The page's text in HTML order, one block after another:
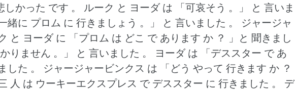
かった です 。
ルーク と ヨーダ は 「可哀そう 。」
と 言いま
緒に プロム に 行きましょう 。」 と 言いました 。
ジャージャ
と ヨーダ に 「プロム は どこ で あります か ？
」と 聞きまし
りません 。」 と 言いました 。
ヨーダ は 「デススター で あ
した 。
ジャージャービンクス は 「どう やって 行きます か ？
人 は ウーキーエクスプレス で デススター に 行きました 。
デ